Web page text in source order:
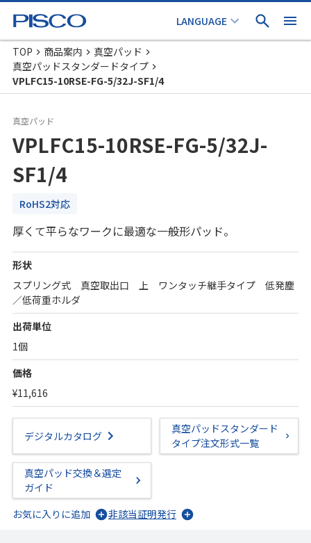
TOP 商品案内
真空パッド
真空パッドスタンダードタイプ
VPLFC15-10RSE-FG-5/32J-SF1/4
真空パッド
VPLFC15-10RSE-FG-5/32J-
SF1/4
RoHS2対応
厚くて平らなワークに最適な一般形パッド。
形状
スプリング式 真空取出口 上 ワンタッチ継手タイプ 低発塵
／低荷重ホルダ
出荷単位
1個
価格
¥11,616
デジタルカタログ
真空パッドスタンダード
タイプ注文形式一覧
真空パッド交換＆選定
ガイド
お気に入りに追加
非該当証明発行